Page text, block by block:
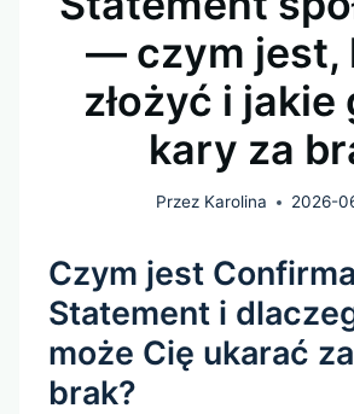
— czym jest,
złożyć i jakie
kary za
Przez Karolina 2026-
Czym jest
Statement i
może Cię ukarać
brak?